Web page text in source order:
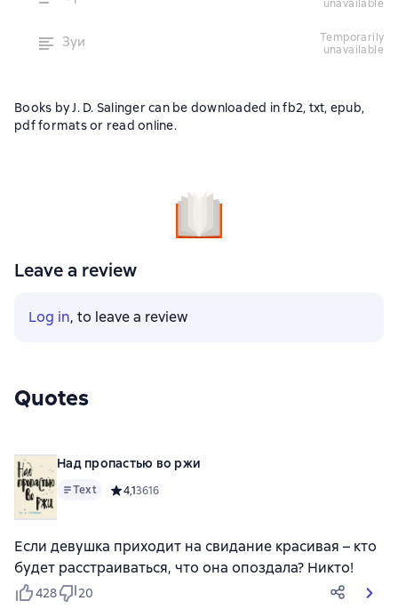
unavailable
Зуи
temporarily
unavailable
Books by J. D. Salinger can be downloaded in fb2, txt, epub,
pdf formats or read online.
Leave a review
Log in, to leave a review
Quotes
Над пропастью во ржи
Text Средний рейтинг 4,1 на основе 3616 оценок
4,13616
Если девушка приходит на свидание красивая – кто
будет расстраиваться, что она опоздала? Никто!
428 20